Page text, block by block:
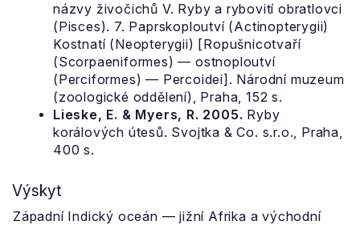
názvy živočichů V. Ryby a rybovití obratlovci
(Pisces). 7. Paprskoploutví (Actinopterygii)
Kostnatí (Neopterygii) [Ropušnicotvaří
(Scorpaeniformes) — ostnoploutví
(Perciformes) — Percoidei]. Národní muzeum
(zoologické oddělení), Praha, 152 s.
Lieske, E. & Myers, R. 2005. Ryby
korálových útesů. Svojtka & Co. s.r.o., Praha,
400 s.
Výskyt
Západní Indický oceán — jižní Afrika a východní